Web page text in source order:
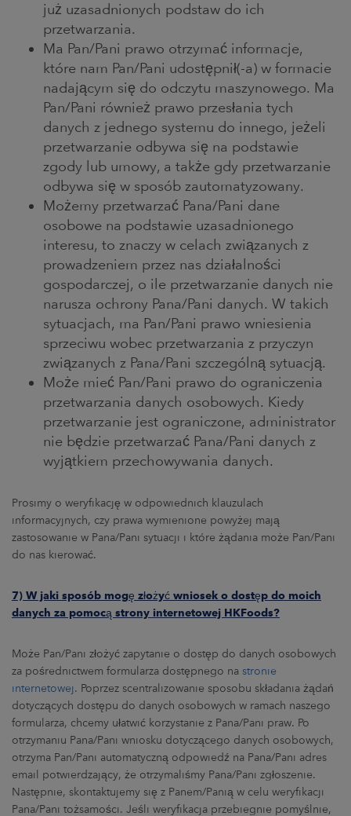
już uzasadnionych podstaw do ich
przetwarzania.
Ma Pan/Pani prawo otrzymać informacje,
które nam Pan/Pani udostępnił(-a) w formacie
nadającym się do odczytu maszynowego. Ma
Pan/Pani również prawo przesłania tych
danych z jednego systemu do innego, jeżeli
przetwarzanie odbywa się na podstawie
zgody lub umowy, a także gdy przetwarzanie
odbywa się w sposób zautomatyzowany.
Możemy przetwarzać Pana/Pani dane
osobowe na podstawie uzasadnionego
interesu, to znaczy w celach związanych z
prowadzeniem przez nas działalności
gospodarczej, o ile przetwarzanie danych nie
narusza ochrony Pana/Pani danych. W takich
sytuacjach, ma Pan/Pani prawo wniesienia
sprzeciwu wobec przetwarzania z przyczyn
związanych z Pana/Pani szczególną sytuacją.
Może mieć Pan/Pani prawo do ograniczenia
przetwarzania danych osobowych. Kiedy
przetwarzanie jest ograniczone, administrator
nie będzie przetwarzać Pana/Pani danych z
wyjątkiem przechowywania danych.
Prosimy o weryfikację w odpowiednich klauzulach
informacyjnych, czy prawa wymienione powyżej mają
zastosowanie w Pana/Pani sytuacji i które żądania może Pan/Pani
do nas kierować.
7) W jaki sposób mogę złożyć wniosek o dostęp do moich
danych za pomocą strony internetowej HKFoods?
Może Pan/Pani złożyć zapytanie o dostęp do danych osobowych
za pośrednictwem formularza dostępnego na stronie
internetowej. Poprzez scentralizowanie sposobu składania żądań
dotyczących dostępu do danych osobowych w ramach naszego
formularza, chcemy ułatwić korzystanie z Pana/Pani praw. Po
otrzymaniu Pana/Pani wniosku dotyczącego danych osobowych,
otrzyma Pan/Pani automatyczną odpowiedź na Pana/Pani adres
email potwierdzający, że otrzymaliśmy Pana/Pani zgłoszenie.
Następnie, skontaktujemy się z Panem/Panią w celu weryfikacji
Pana/Pani tożsamości. Jeśli weryfikacja przebiegnie pomyślnie,